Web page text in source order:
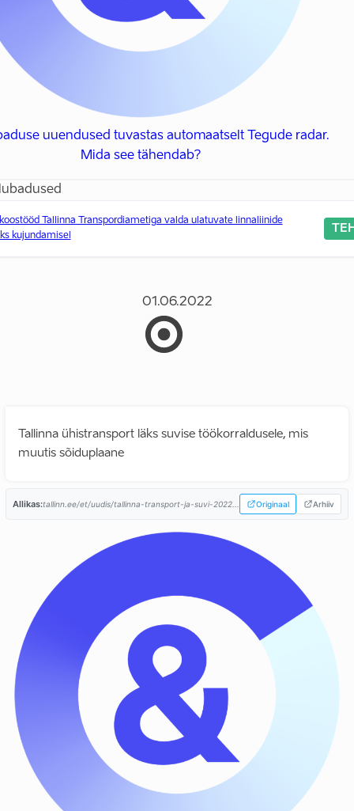
uuendused tuvastas automaatselt Tegude radar.
Mida see tähendab?
Tallinna Transpordiametiga valda ulatuvate linnaliinide
kujundamisel
01.06.2022
Tallinna ühistransport läks suvise töökorraldusele, mis
muutis sõiduplaane
Allikas:tallinn.ee/et/uudis/tallinna-transport-ja-suvi-2022... Originaal Arhiiv